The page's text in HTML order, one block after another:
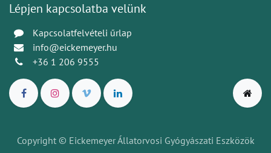
Lépjen kapcsolatba velünk
Kapcsolatfelvételi űrlap
info@eickemeyer.hu
+36 1 206 9555
Copyright © Eickemeyer Állatorvosi Gyógyászati Eszközök